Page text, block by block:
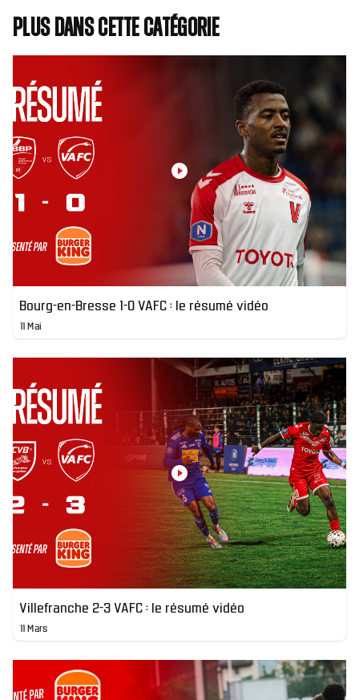
Plus dans cette catégorie
Bourg-en-Bresse 1-0 VAFC : le résumé vidéo
11 Mai
Villefranche 2-3 VAFC : le résumé vidéo
11 Mars